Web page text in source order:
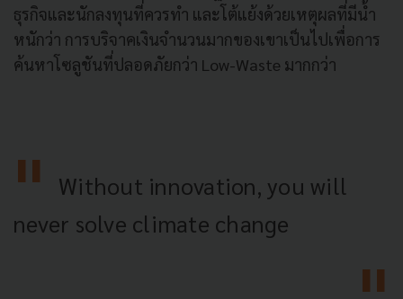
ธุรกิจและนักลงทุนที่ควรทำ และโต้แย้งด้วยเหตุผลที่มีน้ำ
หนักว่า การบริจาคเงินจำนวนมากของเขาเป็นไปเพื่อการ
ค้นหาโซลูชันที่ปลอดภัยกว่า Low-Waste มากกว่า
Without innovation, you will
never solve climate change